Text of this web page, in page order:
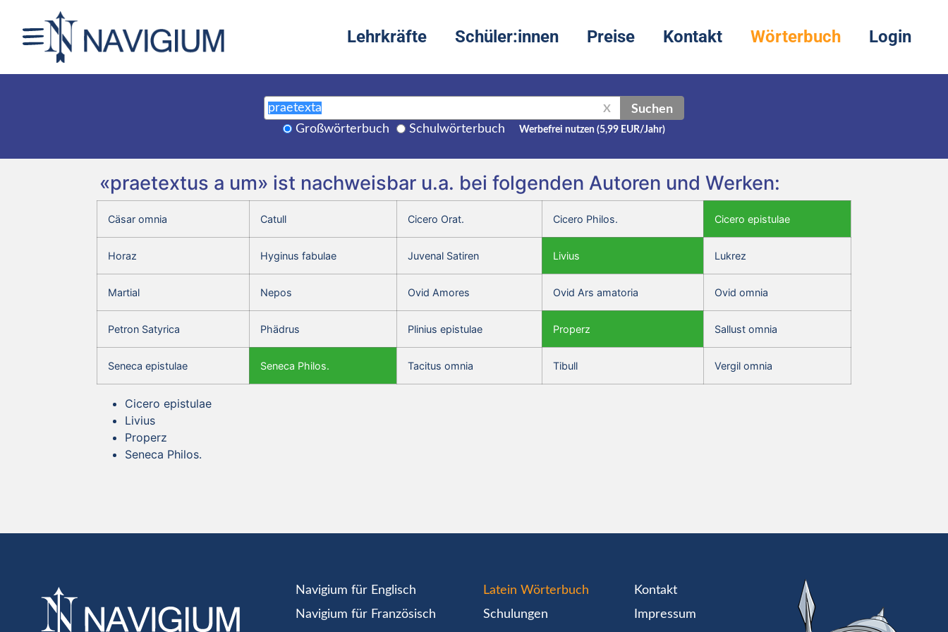
Lehrkräfte Schüler:innen Preise Kontakt Wörterbuch Login
X Suchen
Großwörterbuch Schulwörterbuch Werbefrei nutzen (5,99 EUR/Jahr)
«praetextus a um» ist nachweisbar u.a. bei folgenden Autoren und Werken:
Cäsar omnia Catull Cicero Orat. Cicero Philos. Cicero epistulae
Horaz Hyginus fabulae Juvenal Satiren Livius Lukrez
Martial Nepos Ovid Amores Ovid Ars amatoria Ovid omnia
Petron Satyrica Phädrus Plinius epistulae Properz Sallust omnia
Seneca epistulae Seneca Philos. Tacitus omnia Tibull Vergil omnia
Cicero epistulae
Livius
Properz
Seneca Philos.
Navigium für Englisch
Navigium für Französisch
Latein Wörterbuch
Schulungen
Kontakt
Impressum